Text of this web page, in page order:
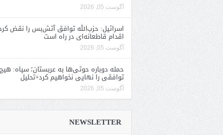
آگوست 05, 2026
اسرائیل: حزب‌الله توافق آتش‌بس را نقض
اقدام قاطعانه‌ای در راه است
آگوست 05, 2026
حمله دوباره حوثی‌ها به عربستان؛ سپاه: هیچ
توافقی را نهایی نخواهیم کرد+تحلیل
آگوست 05, 2026
NEWSLETTER